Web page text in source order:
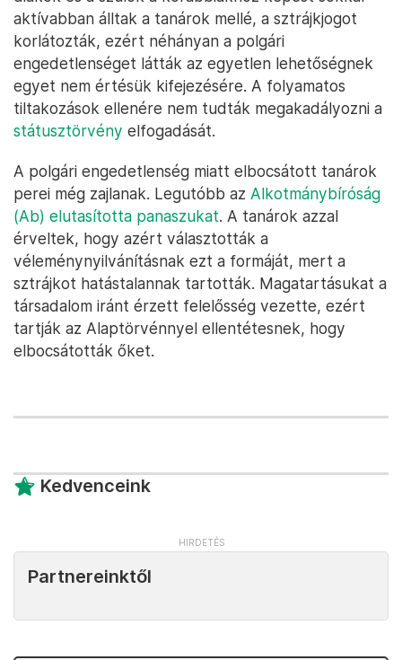
aktívabban álltak a tanárok mellé, a sztrájkjogot
korlátozták, ezért néhányan a polgári
engedetlenséget látták az egyetlen lehetőségnek
egyet nem értésük kifejezésére. A folyamatos
tiltakozások ellenére nem tudták megakadályozni a
státusztörvény elfogadását.
A polgári engedetlenség miatt elbocsátott tanárok
perei még zajlanak. Legutóbb az Alkotmánybíróság
(Ab) elutasította panaszukat. A tanárok azzal
érveltek, hogy azért választották a
véleménynyilvánításnak ezt a formáját, mert a
sztrájkot hatástalannak tartották. Magatartásukat a
társadalom iránt érzett felelősség vezette, ezért
tartják az Alaptörvénnyel ellentétesnek, hogy
elbocsátották őket.
Kedvenceink
Partnereinktől